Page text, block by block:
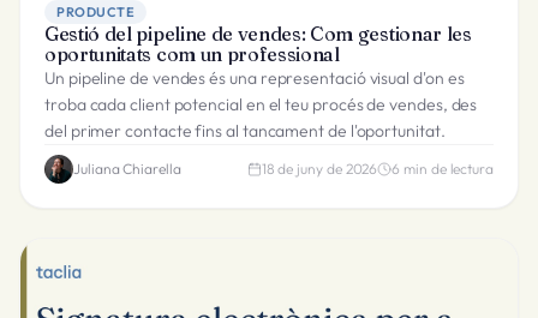
PRODUCTE
Gestió del pipeline de vendes: Com gestionar les
oportunitats com un professional
Un pipeline de vendes és una representació visual d'on es
troba cada client potencial en el teu procés de vendes, des
del primer contacte fins al tancament de l'oportunitat.
Juliana Chiarella 18 de juny de 2026 6 min de lectura